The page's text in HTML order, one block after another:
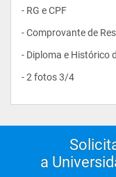
Teoria e Prática do
Teoria e Prática do HTP
Módulo VI - O
O processo de
- RG e CPF
- Comprovante de
- Diploma e Histórico
- 2 fotos 3/4
a